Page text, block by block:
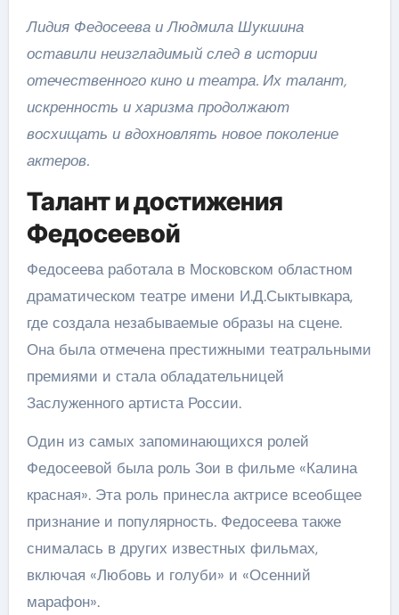
Лидия Федосеева и Людмила Шукшина
оставили неизгладимый след в истории
отечественного кино и театра. Их талант,
искренность и харизма продолжают
восхищать и вдохновлять новое поколение
актеров.
Талант и достижения
Федосеевой
Федосеева работала в Московском областном
драматическом театре имени И.Д.Сыктывкара,
где создала незабываемые образы на сцене.
Она была отмечена престижными театральными
премиями и стала обладательницей
Заслуженного артиста России.
Один из самых запоминающихся ролей
Федосеевой была роль Зои в фильме «Калина
красная». Эта роль принесла актрисе всеобщее
признание и популярность. Федосеева также
снималась в других известных фильмах,
включая «Любовь и голуби» и «Осенний
марафон».